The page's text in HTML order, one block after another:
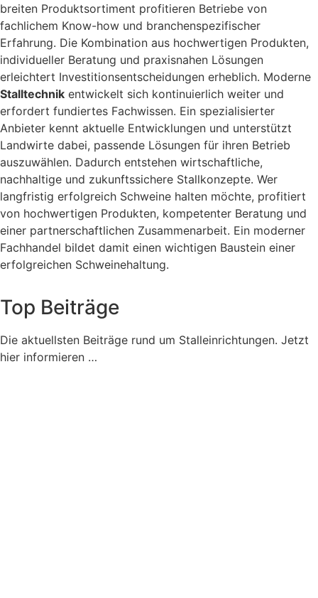
breiten Produktsortiment profitieren Betriebe von
fachlichem Know-how und branchenspezifischer
Erfahrung. Die Kombination aus hochwertigen Produkten,
individueller Beratung und praxisnahen Lösungen
erleichtert Investitionsentscheidungen erheblich. Moderne
Stalltechnik entwickelt sich kontinuierlich weiter und
erfordert fundiertes Fachwissen. Ein spezialisierter
Anbieter kennt aktuelle Entwicklungen und unterstützt
Landwirte dabei, passende Lösungen für ihren Betrieb
auszuwählen. Dadurch entstehen wirtschaftliche,
nachhaltige und zukunftssichere Stallkonzepte. Wer
langfristig erfolgreich Schweine halten möchte, profitiert
von hochwertigen Produkten, kompetenter Beratung und
einer partnerschaftlichen Zusammenarbeit. Ein moderner
Fachhandel bildet damit einen wichtigen Baustein einer
erfolgreichen Schweinehaltung.
Top Beiträge
Die aktuellsten Beiträge rund um Stalleinrichtungen. Jetzt
hier informieren …